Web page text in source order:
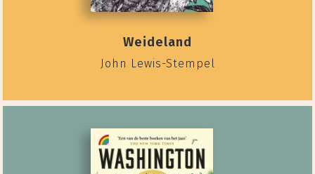
Weideland
John Lewis-Stempel